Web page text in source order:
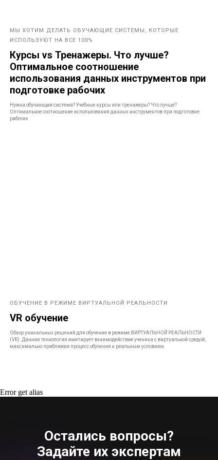
МЫ ХОТИМ ДЕЛАТЬ ОБУЧАЮЩИЕ СИСТЕМЫ, КОТОРЫЕ
ИСПОЛЬЗУЮТ НА ВСЕ 100%
Курсы vs Тренажеры. Что лучше?
Оптимальное соотношение
использования данных инструментов при
подготовке рабочих
Нужна обучающая система? Учебные курсы или тренажеры? Что лучше?
Оптимальное соотношение использования данных инструментов при подготовке
рабочих
ОБУЧЕНИЕ В РЕЖИМЕ ВИРТУАЛЬНОЙ РЕАЛЬНОСТИ
VR обучение
Обзор уникальных решений для обучения в режиме ВИРТУАЛЬНОЙ РЕАЛЬНОСТИ
(VR). Данная технология имитирует взаимодействие ученика с виртуальной средой,
максимально приближая процесс обучения к реальным условиям.
Error get alias
Остались вопросы?
Задайте их экспертам